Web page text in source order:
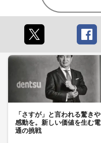
「さすが」と言われる驚きや
感動を。新しい価値を生む電
通の挑戦